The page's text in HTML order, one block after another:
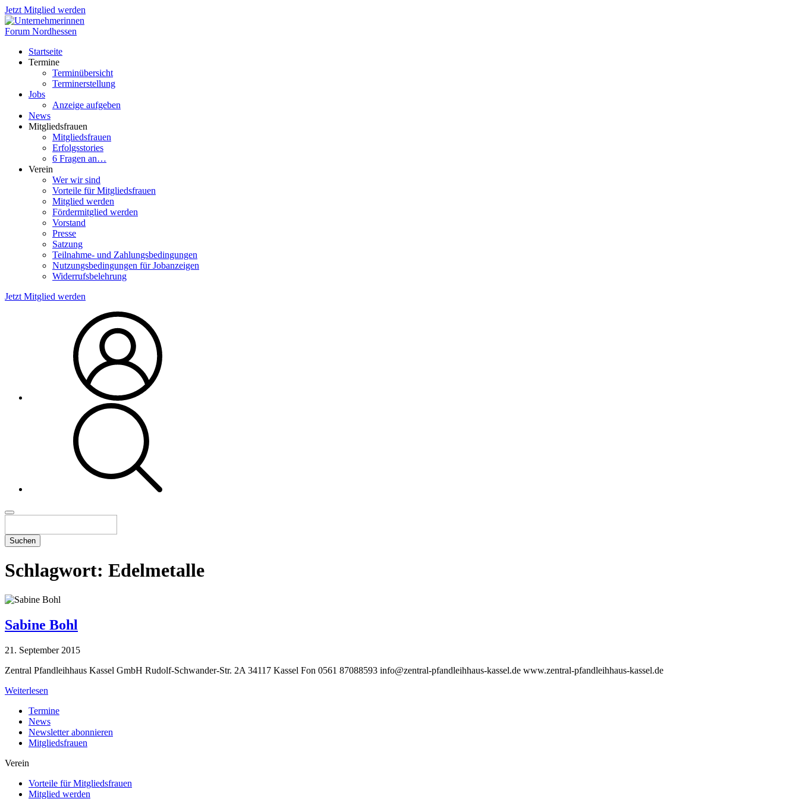
Jetzt Mitglied werden
Startseite
Termine
Terminübersicht
Terminerstellung
Jobs
Anzeige aufgeben
News
Mitgliedsfrauen
Mitgliedsfrauen
Erfolgsstories
6 Fragen an…
Verein
Wer wir sind
Vorteile für Mitgliedsfrauen
Mitglied werden
Fördermitglied werden
Vorstand
Presse
Satzung
Teilnahme- und Zahlungsbedingungen
Nutzungsbedingungen für Jobanzeigen
Widerrufsbelehrung
Jetzt Mitglied werden
Suchen
Schlagwort: Edelmetalle
Sabine Bohl
21. September 2015
Zentral Pfandleihhaus Kassel GmbH Rudolf-Schwander-Str. 2A 34117 Kassel Fon 0561 87088593 info@zentral-pfandleihhaus-kassel.de www.zentral-pfandleihhaus-kassel.de
Weiterlesen
Termine
News
Newsletter abonnieren
Mitgliedsfrauen
Verein
Vorteile für Mitgliedsfrauen
Mitglied werden